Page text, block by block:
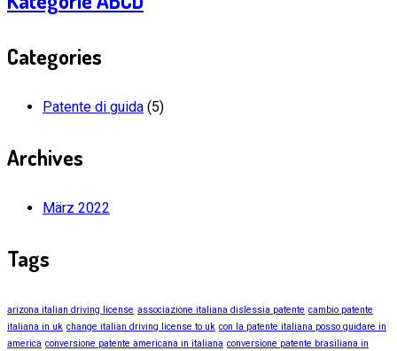
Categories
Patente di guida (5)
Archives
März 2022
Tags
arizona italian driving license associazione italiana dislessia patente cambio patente
italiana in uk change italian driving license to uk con la patente italiana posso guidare in
america conversione patente americana in italiana conversione patente brasiliana in